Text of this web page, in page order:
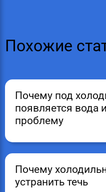
Похожие
Почему под
появляется вода
проблему
Почему
устранить течь